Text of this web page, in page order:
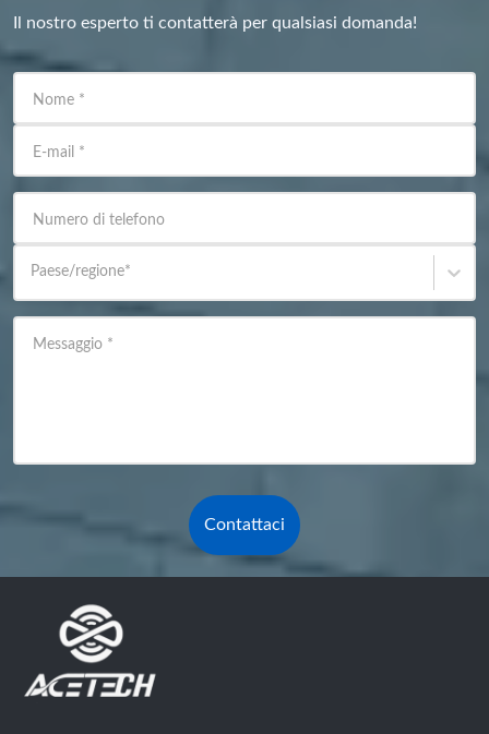
Il nostro esperto ti contatterà per qualsiasi domanda!
Nome *
E-mail *
Numero di telefono
Paese/regione*
Messaggio *
Contattaci